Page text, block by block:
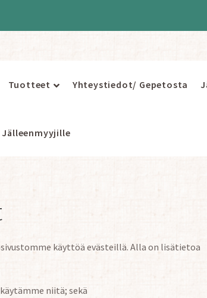
Tuotteet Yhteystiedot/ Gepetosta
käyttöä evästeillä. Alla on lisätietoa
niitä; sekä